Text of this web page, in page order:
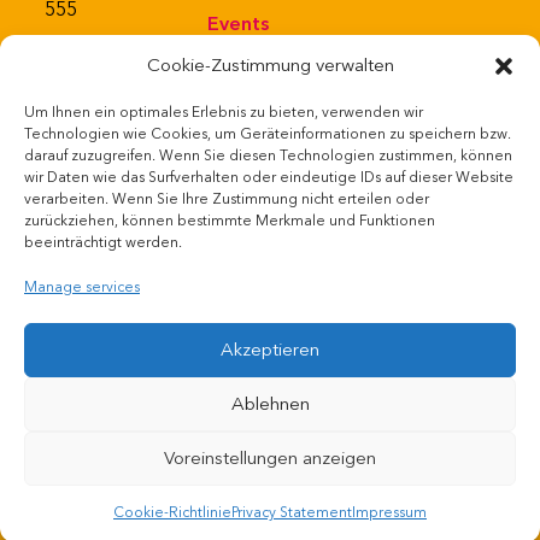
Cookie-Zustimmung verwalten
Um Ihnen ein optimales Erlebnis zu bieten, verwenden wir
Technologien wie Cookies, um Geräteinformationen zu speichern bzw.
darauf zuzugreifen. Wenn Sie diesen Technologien zustimmen, können
wir Daten wie das Surfverhalten oder eindeutige IDs auf dieser Website
verarbeiten. Wenn Sie Ihre Zustimmung nicht erteilen oder
zurückziehen, können bestimmte Merkmale und Funktionen
beeinträchtigt werden.
Manage services
Akzeptieren
Ablehnen
Voreinstellungen anzeigen
Cookie-RichtliniePrivacy StatementImpressum
555
Powered
by
Events
About
Bistro
Webshop
House and
Vacancies